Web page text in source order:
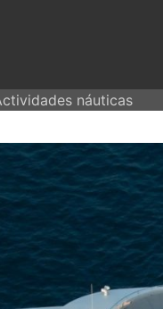
náuticas